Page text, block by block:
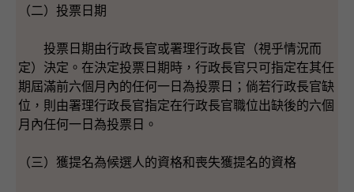
（二）投票日期
投票日期由行政長官或署理行政長官（視乎情況而
定）決定。在決定投票日期時，行政長官只可指定在其任
期屆滿前六個月內的任何一日為投票日；倘若行政長官缺
位，則由署理行政長官指定在行政長官職位出缺後的六個
月內任何一日為投票日。
（三）獲提名為候選人的資格和喪失獲提名的資格